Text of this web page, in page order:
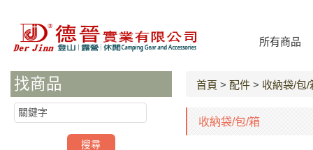
所有商品
找商品 首頁 > 配件 > 收納袋/包/
收納袋/包/箱